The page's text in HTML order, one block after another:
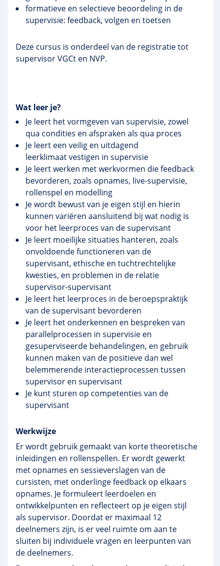
formatieve en selectieve beoordeling in de
supervisie: feedback, volgen en toetsen
Deze cursus is onderdeel van de registratie tot
supervisorVGCt en NVP.
Wat leer je?
Je leert het vormgeven van supervisie, zowel
qua condities en afspraken als qua proces
Je leert een veilig en uitdagend
leerklimaat vestigen in supervisie
Je leert werken met werkvormen die feedback
bevorderen, zoals opnames, live-supervisie,
rollenspel en modelling
Je wordt bewust van je eigen stijl en hierin
kunnen variëren aansluitend bij wat nodig is
voor het leerproces van de supervisant
Je leert moeilijke situaties hanteren, zoals
onvoldoende functioneren van de
supervisant, ethische en tuchtrechtelijke
kwesties, en problemen in de relatie
supervisor-supervisant
Je leert het leerproces in de beroepspraktijk
van de supervisant bevorderen
Je leert het onderkennen en bespreken van
parallelprocessen in supervisie en
gesuperviseerde behandelingen, en gebruik
kunnen maken van de positieve dan wel
belemmerende interactieprocessen tussen
supervisor en supervisant
Je kunt sturen op competenties van de
supervisant
Werkwijze
Er wordt gebruik gemaakt van korte theoretische
inleidingen en rollenspellen. Er wordt gewerkt
met opnames en sessieverslagen van de
cursisten, met onderlinge feedback op elkaars
opnames. Je formuleert leerdoelen en
ontwikkelpunten en reflecteert op je eigen stijl
als supervisor. Doordat er maximaal 12
deelnemers zijn, is er veel ruimte om aan te
sluiten bij individuele vragen en leerpunten van
de deelnemers.